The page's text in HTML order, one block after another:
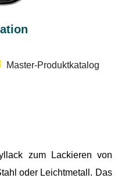
Master-Produktkatalog
zum Lackieren von
oder Leichtmetall. Das